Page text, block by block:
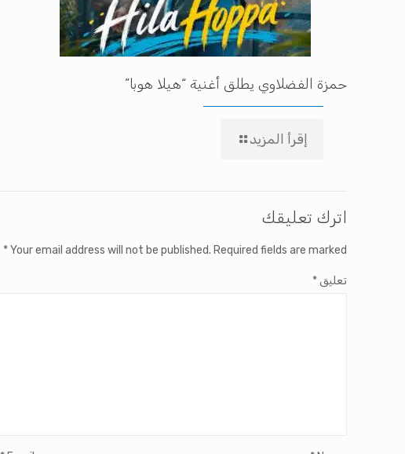
حمزة الفضلاوي يطلق أغنية “هيلا هوبا”
إقرأ المزيد
اترك تعليقك
Your email address will not be published. Required fields are marked
*
تعليق *